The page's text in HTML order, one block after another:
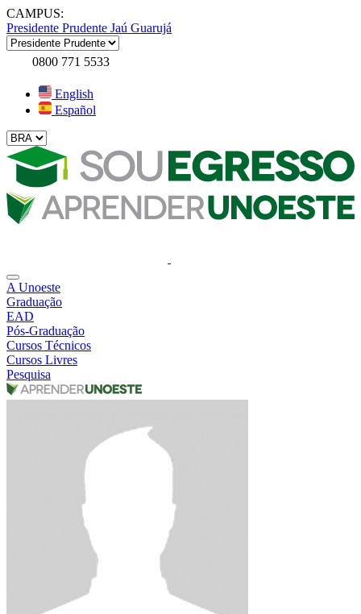
CAMPUS:
Presidente Prudente Jaú Guarujá
0800 771 5533
English
Español
A Unoeste
Graduação
EAD
Pós-Graduação
Cursos Técnicos
Cursos Livres
Pesquisa